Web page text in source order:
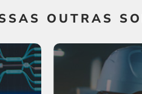
OUTRAS